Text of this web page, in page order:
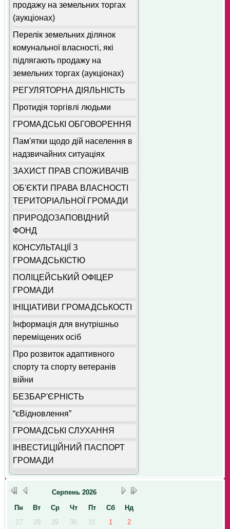
продажу на земельних торгах
(аукціонах)
Перелік земельних ділянок
комунальної власності, які
підлягають продажу на
земельних торгах (аукціонах)
РЕГУЛЯТОРНА ДІЯЛЬНІСТЬ
Протидія торгівлі людьми
ГРОМАДСЬКІ ОБГОВОРЕННЯ
Пам'ятки щодо дій населення в
надзвичайних ситуаціях
ЗАХИСТ ПРАВ СПОЖИВАЧІВ
ОБ'ЄКТИ ПРАВА ВЛАСНОСТІ
ТЕРИТОРІАЛЬНОЇ ГРОМАДИ
ПРИРОДОЗАПОВІДНИЙ
ФОНД
КОНСУЛЬТАЦІЇ З
ГРОМАДСЬКІСТЮ
ПОЛІЦЕЙСЬКИЙ ОФІЦЕР
ГРОМАДИ
ІНІЦІАТИВИ ГРОМАДСЬКОСТІ
Інформація для внутрішньо
переміщених осіб
Про розвиток адаптивного
спорту та спорту ветеранів
війни
БЕЗБАР'ЄРНІСТЬ
“єВідновлення”
ГРОМАДСЬКІ СЛУХАННЯ
ІНВЕСТИЦІЙНИЙ ПАСПОРТ
ГРОМАДИ
Серпень 2026
Пн
Вт Ср Чт Пт Сб
Нд
27
28 29 30 31 1 2